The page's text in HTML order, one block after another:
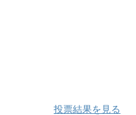
投票結果を見る